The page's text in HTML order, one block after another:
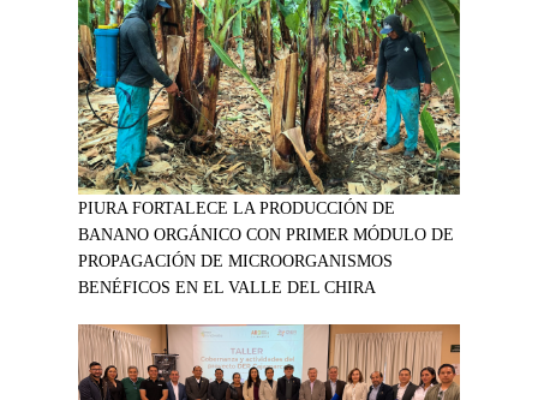
PIURA FORTALECE LA PRODUCCIÓN DE
BANANO ORGÁNICO CON PRIMER MÓDULO DE
PROPAGACIÓN DE MICROORGANISMOS
BENÉFICOS EN EL VALLE DEL CHIRA